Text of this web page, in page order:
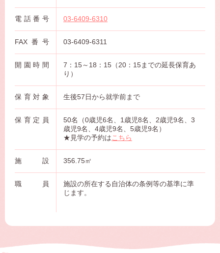
電話番号 03-6409-6310
FAX番号 03-6409-6311
開園時間
7：15～18：15（20：15までの延長保育あ
り）
保育対象 生後57日から就学前まで
保育定員
50名（0歳児6名、1歳児8名、2歳児9名、3
歳児9名、4歳児9名、5歳児9名）
★見学の予約はこちら
施設 356.75㎡
職員
施設の所在する自治体の条例等の基準に準
じます。